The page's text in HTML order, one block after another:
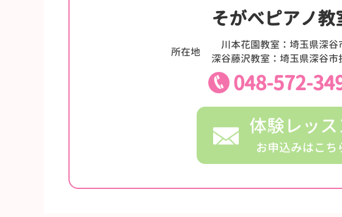
そがべピアノ教
所在地
川本花園教室：埼玉県深谷
深谷藤沢教室：埼玉県深谷
048-572-
体験レッス
お申込みはこち